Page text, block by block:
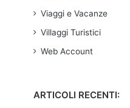
Viaggi e Vacanze
Villaggi Turistici
Web Account
ARTICOLI RECENTI: